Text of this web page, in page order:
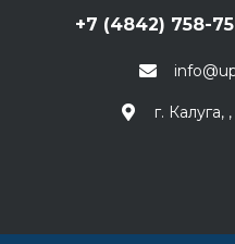
+7 (4842) 758-
г. Калуга,